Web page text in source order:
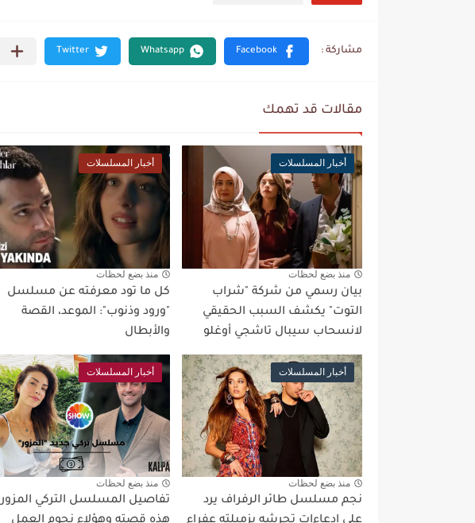
مقالات قد تهمك
أخبار المسلسلات
منذ بضع لحظات
بيان رسمي من شركة "شراب
التوت" يكشف السبب الحقيقي
لانسحاب سيبال تاشجي أوغلو
أخبار المسلسلات
منذ بضع لحظات
كل ما تود معرفته عن مسلسل
"ورود وذنوب": الموعد، القصة
والأبطال
أخبار المسلسلات
منذ بضع لحظات
نجم مسلسل طائر الرفراف يرد
أخبار المسلسلات
منذ بضع لحظات
تفاصيل المسلسل التركي المزور